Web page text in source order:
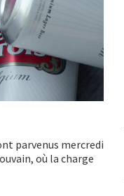
parvenus mercredi
où la charge